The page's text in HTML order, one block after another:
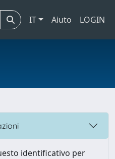
IT Aiuto LOGIN
identificativo per